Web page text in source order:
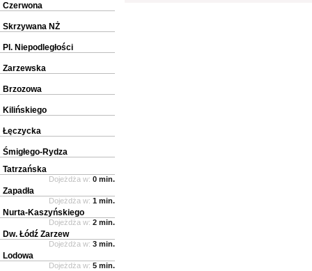
Czerwona
Skrzywana NŻ
Pl. Niepodległości
Zarzewska
Brzozowa
Kilińskiego
Łęczycka
Śmigłego-Rydza
Tatrzańska
Dojeżdża w: 0 min.
Zapadła
Dojeżdża w: 1 min.
Nurta-Kaszyńskiego
Dojeżdża w: 2 min.
Dw. Łódź Zarzew
Dojeżdża w: 3 min.
Lodowa
Dojeżdża w: 5 min.